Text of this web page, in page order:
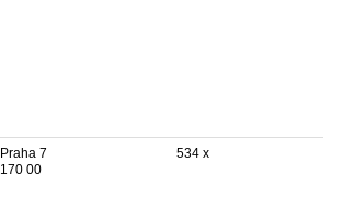
Praha 7
170 00
534 x